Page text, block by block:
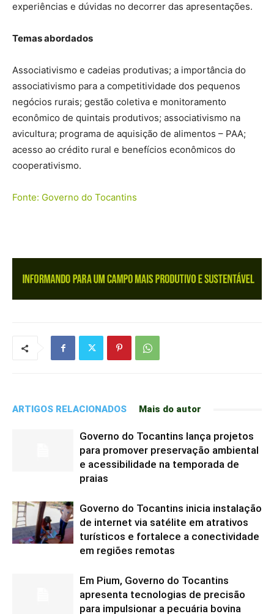
experiências e dúvidas no decorrer das apresentações.
Temas abordados
Associativismo e cadeias produtivas; a importância do
associativismo para a competitividade dos pequenos
negócios rurais; gestão coletiva e monitoramento
econômico de quintais produtivos; associativismo na
avicultura; programa de aquisição de alimentos – PAA;
acesso ao crédito rural e benefícios econômicos do
cooperativismo.
Fonte: Governo do Tocantins
ARTIGOS RELACIONADOS Mais do autor
Governo do Tocantins lança projetos
para promover preservação ambiental
e acessibilidade na temporada de
praias
Governo do Tocantins inicia instalação
de internet via satélite em atrativos
turísticos e fortalece a conectividade
em regiões remotas
Em Pium, Governo do Tocantins
apresenta tecnologias de precisão
para impulsionar a pecuária bovina